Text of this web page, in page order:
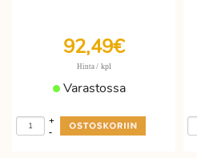
92,49€
Hinta / kpl
Varastossa
-
+